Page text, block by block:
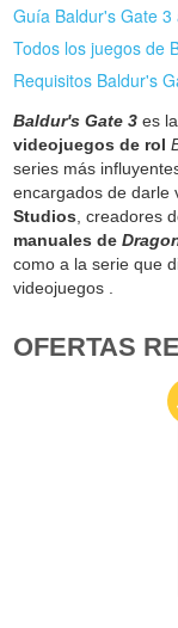
Guía Baldur's Gate
Todos los juegos de
Requisitos Baldur's
Baldur's Gate 3 es
videojuegos de rol
series más
encargados de darle
Studios , creadores
manuales de
como a la serie que
videojuegos .
OFERTAS